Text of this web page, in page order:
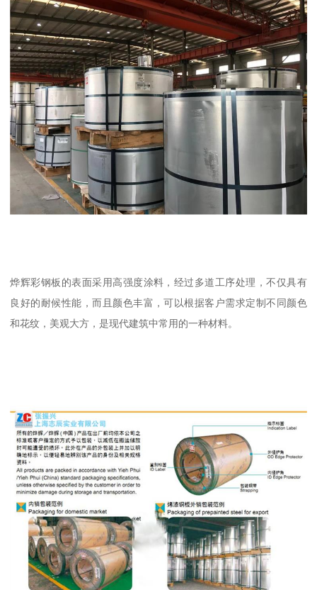
烨辉彩钢板的表面采用高强度涂料，经过多道工序处理，不仅具有
良好的耐候性能，而且颜色丰富，可以根据客户需求定制不同颜色
和花纹，美观大方，是现代建筑中常用的一种材料。